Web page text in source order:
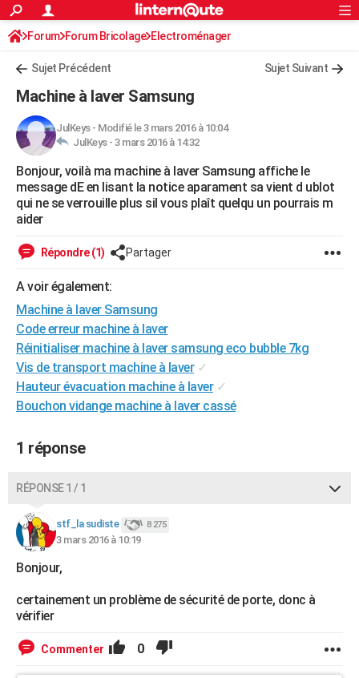
ACTUALITÉS
Politique
Société
Faits Divers
Education
Monde
Villes
+
FINANCE
Retraite
Impôts
Epargne
Immobilier
Risques naturels par ville
Banque
Assurance
Crédit
AUTO
Essais
Réserver un essai
Citadines
Berlines
SUV
Forum auto
+HIGH-TECH
Mobiles
Meilleur smartphone
Internet
Ordinateurs
Jeux vidéo
Guide high-tech
+BRICOLAGE
Forum
Aménagement intérieur
Extérieur
Cuisine
Salle de bains
Jardinage
Rangement
WEEK-END
LIFESTYLE
Art de vivre
Bien-être
Loisirs
Mode
Modes de vie
SANTE
Alimentation
Guide de la santé
Maladies
Médicaments
Sommeil
VOYAGE
Destinations
City break
Voyage nature
Voyage de noces
Forum
Climat
+PHOTO
GUIDES D'ACHAT
BONS PLANS
Dictionnaire
Biographies
Citations
Expressions
Proverbes
PROGRAMME TV
COPAINS D'AVANT
S'inscrire
Se connecter
Lycées
Collèges
Primaires
Universités
Entreprises
Service militaire
Avis de recherche
AVIS DE DÉCÈS
FORUM
S'inscrire
Connexion
Forum Forum Bricolage Electroménager
Sujet Précédent Sujet Suivant
Machine à laver Samsung
JulKeys- Modifié le 3 mars 2016 à 10:04
JulKeys - 3 mars 2016 à 14:32
Bonjour, voilà ma machine à laver Samsung affiche le
message dE en lisant la notice aparament sa vient d ublot
qui ne se verrouille plus sil vous plaît quelqu un pourrais m
aider
Répondre (1) Partager
A voir également:
Machine à laver Samsung
Code erreur machine à laver
Réinitialiser machine à laver samsung eco bubble 7kg
Vis de transport machine à laver ✓
Hauteur évacuation machine à laver ✓
Bouchon vidange machine à laver cassé
1 réponse
RÉPONSE 1 / 1
stf_la sudiste 8 275
3 mars 2016 à 10:19
Bonjour,
certainement un problème de sécurité de porte, donc à
vérifier
Commenter 0